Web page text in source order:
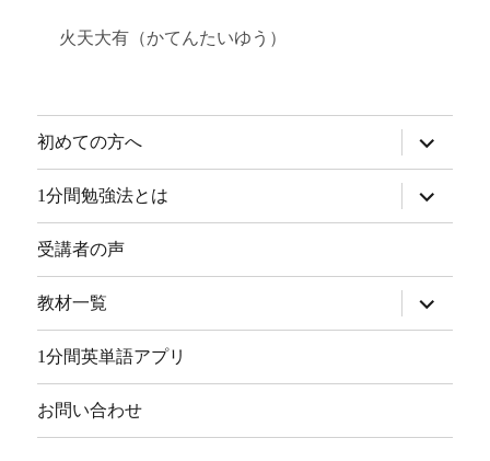
火天大有（かてんたいゆう）
初めての方へ
ブ
メ
ニ
ュ
ー
開
1分間勉強法とは
ブ
メ
ー
を
展
開
受講者の声
教材一覧
ブ
メ
ー
開
1分間英単語アプリ
お問い合わせ